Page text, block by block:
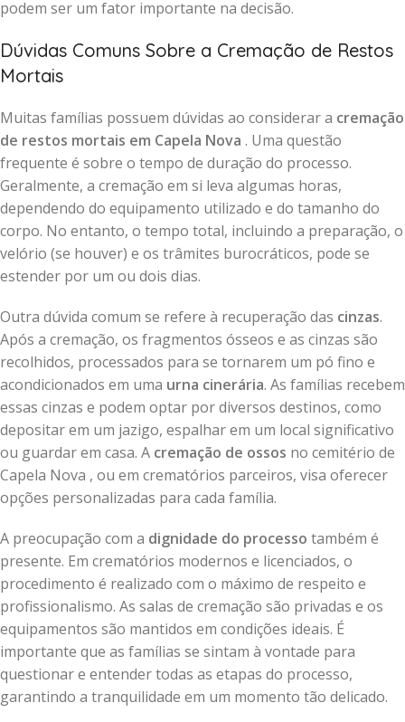
podem ser um fator importante na decisão.
Dúvidas Comuns Sobre a Cremação de Restos
Mortais
Muitas famílias possuem dúvidas ao considerar a cremação
de restos mortais em Capela Nova . Uma questão
frequente é sobre o tempo de duração do processo.
Geralmente, a cremação em si leva algumas horas,
dependendo do equipamento utilizado e do tamanho do
corpo. No entanto, o tempo total, incluindo a preparação, o
velório (se houver) e os trâmites burocráticos, pode se
estender por um ou dois dias.
Outra dúvida comum se refere à recuperação das cinzas.
Após a cremação, os fragmentos ósseos e as cinzas são
recolhidos, processados para se tornarem um pó fino e
acondicionados em uma urna cinerária. As famílias recebem
essas cinzas e podem optar por diversos destinos, como
depositar em um jazigo, espalhar em um local significativo
ou guardar em casa. A cremação de ossos no cemitério de
Capela Nova , ou em crematórios parceiros, visa oferecer
opções personalizadas para cada família.
A preocupação com a dignidade do processo também é
presente. Em crematórios modernos e licenciados, o
procedimento é realizado com o máximo de respeito e
profissionalismo. As salas de cremação são privadas e os
equipamentos são mantidos em condições ideais. É
importante que as famílias se sintam à vontade para
questionar e entender todas as etapas do processo,
garantindo a tranquilidade em um momento tão delicado.